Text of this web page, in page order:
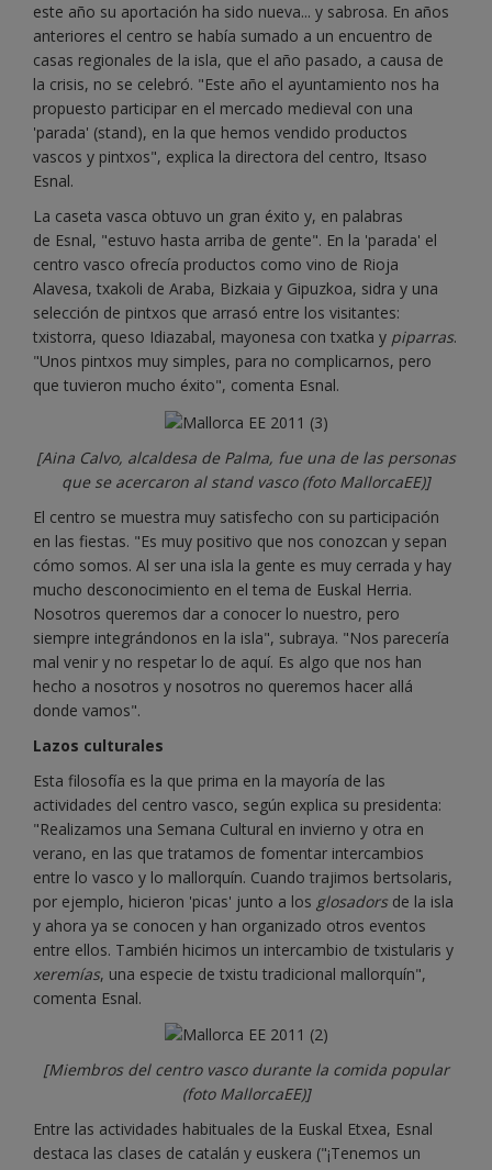
este año su aportación ha sido nueva... y sabrosa. En años
anteriores el centro se había sumado a un encuentro de
casas regionales de la isla, que el año pasado, a causa de
la crisis, no se celebró. "Este año el ayuntamiento nos ha
propuesto participar en el mercado medieval con una
'parada' (stand), en la que hemos vendido productos
vascos y pintxos", explica la directora del centro, Itsaso
Esnal.
La caseta vasca obtuvo un gran éxito y, en palabras
de Esnal, "estuvo hasta arriba de gente". En la 'parada' el
centro vasco ofrecía productos como vino de Rioja
Alavesa, txakoli de Araba, Bizkaia y Gipuzkoa, sidra y una
selección de pintxos que arrasó entre los visitantes:
txistorra, queso Idiazabal, mayonesa con txatka y piparras.
"Unos pintxos muy simples, para no complicarnos, pero
que tuvieron mucho éxito", comenta Esnal.
[Aina Calvo, alcaldesa de Palma, fue una de las personas
que se acercaron al stand vasco (foto MallorcaEE)]
El centro se muestra muy satisfecho con su participación
en las fiestas. "Es muy positivo que nos conozcan y sepan
cómo somos. Al ser una isla la gente es muy cerrada y hay
mucho desconocimiento en el tema de Euskal Herria.
Nosotros queremos dar a conocer lo nuestro, pero
siempre integrándonos en la isla", subraya. "Nos parecería
mal venir y no respetar lo de aquí. Es algo que nos han
hecho a nosotros y nosotros no queremos hacer allá
donde vamos".
Lazos culturales
Esta filosofía es la que prima en la mayoría de las
actividades del centro vasco, según explica su presidenta:
"Realizamos una Semana Cultural en invierno y otra en
verano, en las que tratamos de fomentar intercambios
entre lo vasco y lo mallorquín. Cuando trajimos bertsolaris,
por ejemplo, hicieron 'picas' junto a los glosadorsde la isla
y ahora ya se conocen y han organizado otros eventos
entre ellos. También hicimos un intercambio de txistularis y
xeremías, una especie de txistu tradicional mallorquín",
comenta Esnal.
[Miembros del centro vasco durante la comida popular
(foto MallorcaEE)]
Entre las actividades habituales de la Euskal Etxea, Esnal
destaca las clases de catalán y euskera ("¡Tenemos un